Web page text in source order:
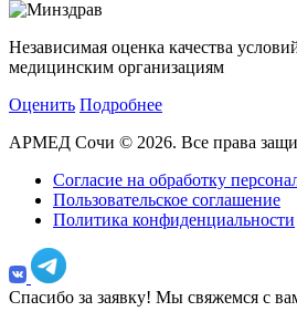
Независимая оценка качества
медицинским организациям
Оценить Подробнее
АРМЕД Сочи © 2026. Все права
Согласие на обработку
Пользовательское соглашение
Политика конфиденциальности
Спасибо за заявку! Мы свяжемся с